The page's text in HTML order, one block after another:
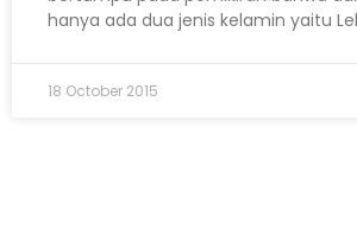
hanya ada dua jenis kelamin yaitu
18 October 2015